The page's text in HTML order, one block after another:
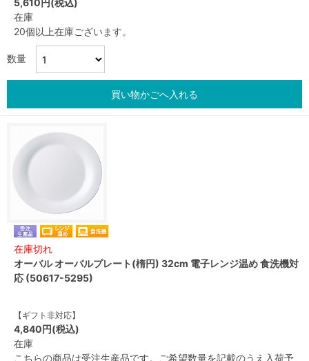
5,610円(税込)
在庫
20個以上在庫ございます。
数量
買い物かごへ入れる
在庫切れ
オーバル オーバルプレート(楕円) 32cm 電子レンジ温め 食洗機対
応 (50617-5295)
【ギフト非対応】
4,840円(税込)
在庫
こちらの商品は受注生産品です。ご希望数量を記載のうえ入荷予